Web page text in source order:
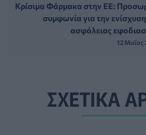
Κρίσιμα Φάρμακα στην ΕΕ:
συμφωνία για την
ασφάλειας
12 Μαϊος
ΣΧΕΤΙΚΑ